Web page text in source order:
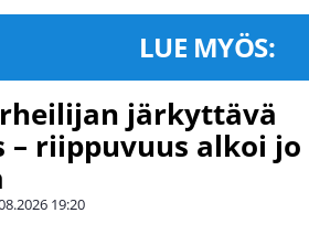
LUE MYÖS:
järkyttävä
riippuvuus alkoi jo
19:20